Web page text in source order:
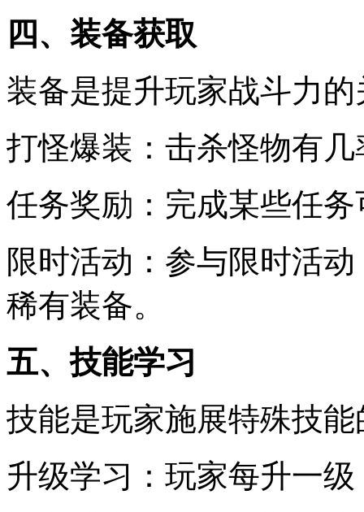
四、装备获取
装备是提升玩家战斗力的
打怪爆装：击杀怪物有
任务奖励：完成某些任
限时活动：参与限时活
稀有装备。
五、技能学习
技能是玩家施展特殊技
升级学习：玩家每升一